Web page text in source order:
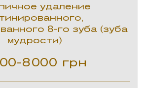
удаление
8-го зуба (зуба
мудрости)
8000 грн